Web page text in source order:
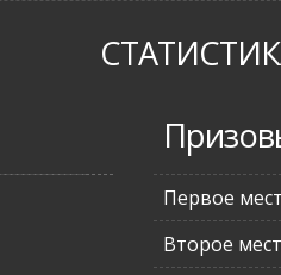
Первое
Второе